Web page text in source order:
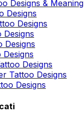
Designs & Meaning
Designs
Designs
Designs
Designs
Designs
Designs
Tattoo Designs
Designs